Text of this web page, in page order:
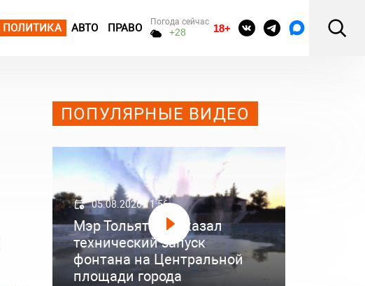
ПОЛИТИКА АВТО ПРАВО Погода сейчас
+28 18+
ПОПУЛЯРНЫЕ ВИДЕО
05.08.2026 11:56
Мэр Тольятти показал
технический запуск
фонтана на Центральной
площади города